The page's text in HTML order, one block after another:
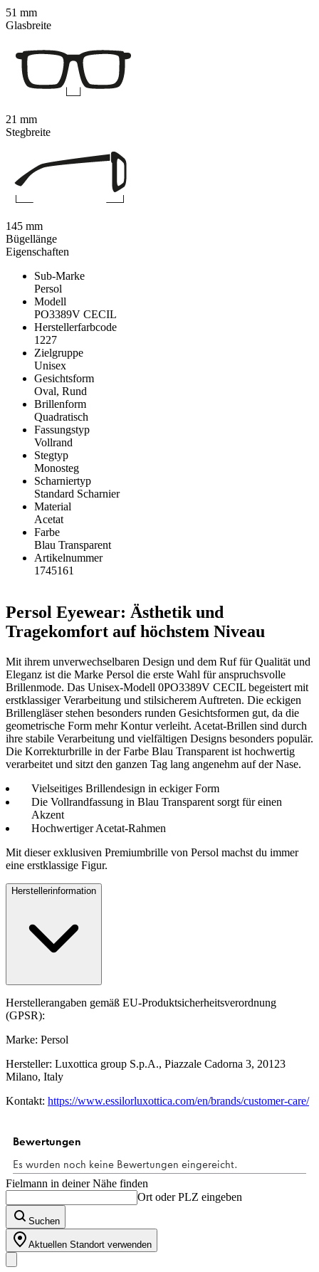
Eigenschaften
Sub-Marke
Persol
Modell
PO3389V CECIL
Herstellerfarbcode
1227
Zielgruppe
Unisex
Gesichtsform
Oval, Rund
Brillenform
Quadratisch
Fassungstyp
Vollrand
Stegtyp
Monosteg
Scharniertyp
Standard Scharnier
Material
Acetat
Farbe
Blau Transparent
Artikelnummer
1745161
Persol Eyewear: Ästhetik und
Tragekomfort auf höchstem Niveau
Mit ihrem unverwechselbaren Design und dem Ruf für Qualität und
Eleganz ist die Marke Persol die erste Wahl für anspruchsvolle
Brillenmode. Das Unisex-Modell 0PO3389V CECIL begeistert mit
erstklassiger Verarbeitung und stilsicherem Auftreten. Die eckigen
Brillengläser stehen besonders runden Gesichtsformen gut, da die
geometrische Form mehr Kontur verleiht. Acetat-Brillen sind durch
ihre stabile Verarbeitung und vielfältigen Designs besonders populär.
Die Korrekturbrille in der Farbe Blau Transparent ist hochwertig
verarbeitet und sitzt den ganzen Tag lang angenehm auf der Nase.
Vielseitiges Brillendesign in eckiger Form
Die Vollrandfassung in Blau Transparent sorgt für einen
Akzent
Hochwertiger Acetat-Rahmen
Mit dieser exklusiven Premiumbrille von Persol machst du immer
eine erstklassige Figur.
Herstellerinformation
Herstellerangaben gemäß EU-Produktsicherheitsverordnung
(GPSR):
Marke: Persol
Hersteller: Luxottica group S.p.A., Piazzale Cadorna 3, 20123
Milano, Italy
Kontakt: https://www.essilorluxottica.com/en/brands/customer-care/
51 mm
Glasbreite
21 mm
Stegbreite
145 mm
Bügellänge
Fielmann in deiner Nähe finden
Ort oder PLZ eingeben
Suchen
Aktuellen Standort verwenden